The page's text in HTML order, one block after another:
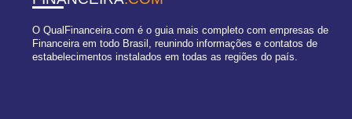
O QualFinanceira.com é o guia mais completo com empresas de
Financeira em todo Brasil, reunindo informações e contatos de
estabelecimentos instalados em todas as regiões do país.